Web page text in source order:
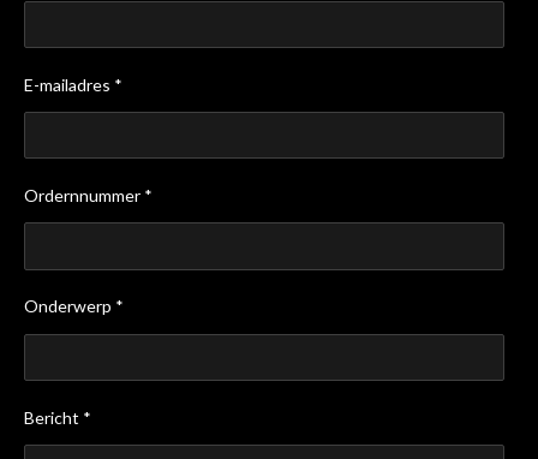
E-mailadres *
Ordernnummer *
Onderwerp *
Bericht *